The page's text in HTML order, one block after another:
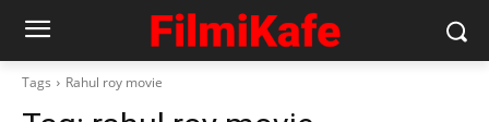
Tags Rahul roy movie